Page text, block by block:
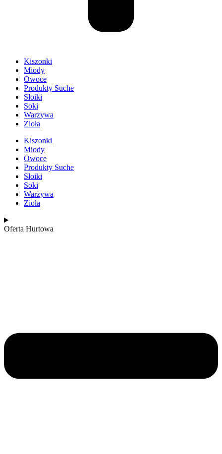
Kiszonki
Miody
Owoce
Produkty Suche
Słoiki
Soki
Warzywa
Zioła
Kiszonki
Miody
Owoce
Produkty Suche
Słoiki
Soki
Warzywa
Zioła
Oferta Hurtowa